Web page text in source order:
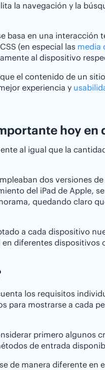
la navegación y la
basa en una interacción
(en especial las media
al dispositivo
el contenido de un
experiencia y
hoy en
al igual que la
dos versiones
del iPad de Apple,
quedando claro
a cada dispositivo
diferentes dispositivos
los requisitos
para mostrarse a cada
primero algunos
de entrada
de manera diferente en